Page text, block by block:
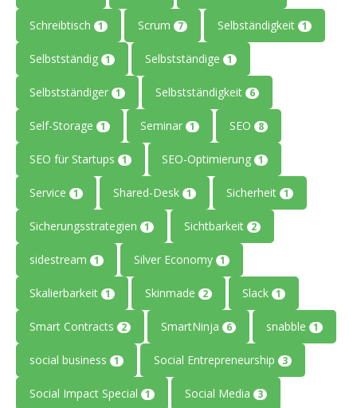
Schreibtisch 1 Scrum 7 Selbständigkeit 1
Selbstständig 1 Selbstständige 1
Selbstständiger 1 Selbstständigkeit 6
Self-Storage 1 Seminar 1 SEO 8
SEO für Startups 1 SEO-Optimierung 1
Service 1 Shared-Desk 1 Sicherheit 1
Sicherungsstrategien 1 Sichtbarkeit 2
sidestream 1 Silver Economy 1
Skalierbarkeit 1 Skinmade 2 Slack 1
Smart Contracts 2 SmartNinja 6 snabble 1
social business 1 Social Entrepreneurship 3
Social Impact Special 1 Social Media 3